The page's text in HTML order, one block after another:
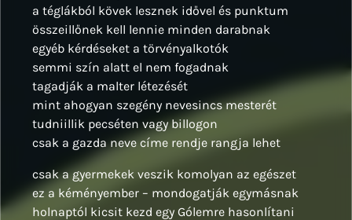
a téglákból kövek lesznek idővel és punktum
összeillőnek kell lennie minden darabnak
egyéb kérdéseket a törvényalkotók
semmi szín alatt el nem fogadnak
tagadják a malter létezését
mint ahogyan szegény nevesincs mesterét
tudniillik pecséten vagy billogon
csak a gazda neve címe rendje rangja lehet
csak a gyermekek veszik komolyan az egészet
ez a kéményember – mondogatják egymásnak
holnaptól kicsit kezd egy Gólemre hasonlítani